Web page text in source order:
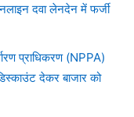
दवा लेनदेन में फर्जी
प्राधिकरण (NPPA)
देकर बाजार को